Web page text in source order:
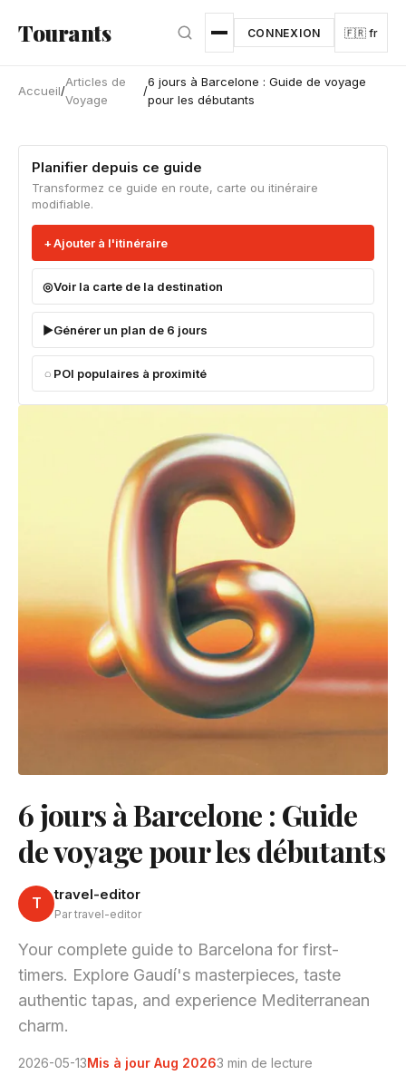
Tourants CONNEXION 🇫🇷 fr
Accueil/
Articles de
Voyage
/
6 jours à Barcelone : Guide de voyage
pour les débutants
Planifier depuis ce guide
Transformez ce guide en route, carte ou itinéraire
modifiable.
Ajouter à l'itinéraire
Voir la carte de la destination
Générer un plan de 6 jours
POI populaires à proximité
6 jours à Barcelone : Guide
de voyage pour les débutants
T travel-editor
Par travel-editor
Your complete guide to Barcelona for first-
timers. Explore Gaudí's masterpieces, taste
authentic tapas, and experience Mediterranean
charm.
2026-05-13Mis à jour Aug 20263 min de lecture